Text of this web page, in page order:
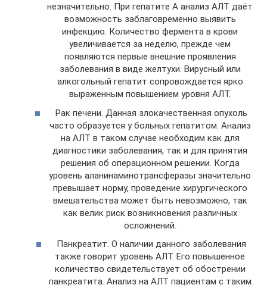
незначительно. При гепатите А анализ АЛТ даёт
возможность заблаговременно выявить
инфекцию. Количество фермента в крови
увеличивается за неделю, прежде чем
появляются первые внешние проявления
заболевания в виде желтухи. Вирусный или
алкогольный гепатит сопровождается ярко
выраженным повышением уровня АЛТ.
Рак печени. Данная злокачественная опухоль
часто образуется у больных гепатитом. Анализ
на АЛТ в таком случае необходим как для
диагностики заболевания, так и для принятия
решения об операционном решении. Когда
уровень аланинаминотрансферазы значительно
превышает норму, проведение хирургического
вмешательства может быть невозможно, так
как велик риск возникновения различных
осложнений.
Панкреатит. О наличии данного заболевания
также говорит уровень АЛТ. Его повышенное
количество свидетельствует об обострении
панкреатита. Анализ на АЛТ пациентам с таким